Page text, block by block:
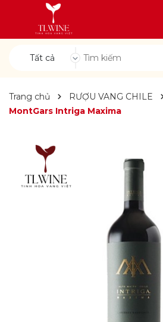
Tất cả
Trang chủ RƯỢU VANG CHILE
MontGars Intriga Maxima